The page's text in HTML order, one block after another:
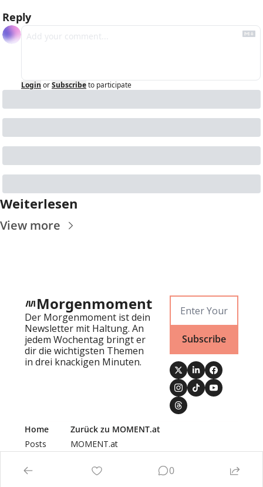
Reply
Login orSubscribeto participate
Weiterlesen
View more
Morgenmoment
Der Morgenmoment ist dein
Newsletter mit Haltung. An
jedem Wochentag bringt er
dir die wichtigsten Themen
in drei knackigen Minuten.
Subscribe
Home
Posts
Newsletters
Authors
Zurück zu MOMENT.at
MOMENT.at
0